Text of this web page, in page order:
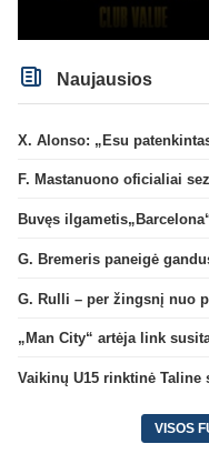
Naujausios
VISOS